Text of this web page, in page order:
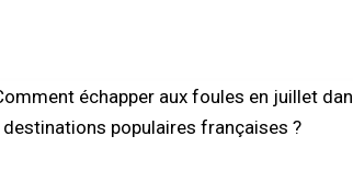
Comment
échapper